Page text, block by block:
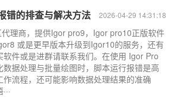
2026-04-29 14:31:18
错的排查与解决方法
理商，提供Igor pro9，Igor pro10正版软件
或是更早版本升级到Igor10的服务，还有
软件或是进群请联系我们。在使用 Igor Pro
据处理与批量绘图时，脚本运行报错是高
流程，还可能影响数据处理结果的准确